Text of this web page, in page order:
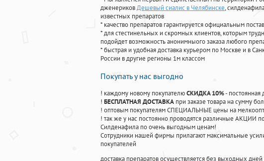
дженериковДешевый сиалис в Челябинске,
известных препаратов
* качество препаратов гарантируется официальным
* для стестинельных и скромных клиентов, которым
подойдет возможность анонимныого заказа любого
* быстрая и удобная доставка курьером по Москве и в
России в другие регионы 1м классом
Покупать у нас выгодно
! каждому новому покупателюСКИДКА 10%- постоянная
! БЕСПЛАТНАЯ ДОСТАВКА при заказе товара на сумму
! оптовым покупателям СПЕЦИАЛЬНЫЕ цены на
! так же у нас постоянно проводятся различные АКЦИИ
Силденафила по очень выгодным ценам!
Cотрудники нашей фирмы прилагают максимальные
покупателей
доставка препаратов осуществляется без выходных